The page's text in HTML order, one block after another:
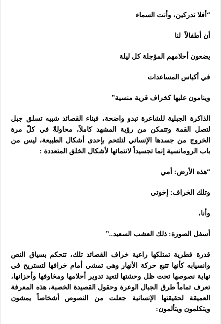
“أفلا تدركين، وأنت السماء
أن أطفالاً لنا
يضعون أحلامهم المؤجلة كل ليلة
في أكياس المساعدات
وينامون عليها كخراف قرية منسية”
الذاكرة الجبلية للشاعرة تبدو واضحة، فبناء القصائد شبيه تسلق جبل
لتصل القمة وتتمكن من رؤية المشهد كاملاً، محاولةً في كلّ مرة
الخروج من جسدها الإنساني لتلتحم بإحدى أشكال الطبيعة، ليس من
باب الرومانسية إنما تجسيداً لانتمائها لأشكال الخلق المتعددة :
“هذه الأرض: أمي
وتلك الخراف: إخوتي
وأنا،
أسفل الصورة: ذلك العشب السعيد..”
قدرة فطرية تمتلكها راعية خراف القصائد تلك، تتحكم بسياق النص
وانسيابه كأنها تتبع حركة الأنهار وهي تمشي أمام خرافها لتستريح في
نهاية نصوصها تحت ظل وحشتها لتعيد تدوير أحلامها ومخاوفها وأحزانها،
تعرف تماماً طرق الجبال الوعرة وحقول القصيدة الخصبة، هذه المعرفة
العميقة لحقيقتها الإنسانية جعلت من النصوص أشخاصاً يمشون
ويتكلمون ويتألمون: